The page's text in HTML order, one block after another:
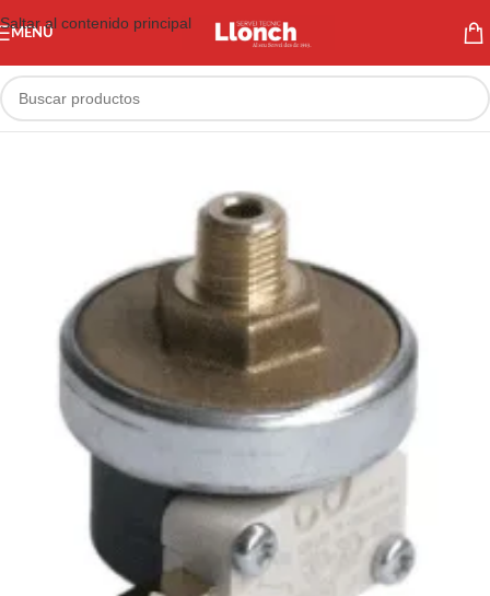
Saltar al contenido principal
MENÚ